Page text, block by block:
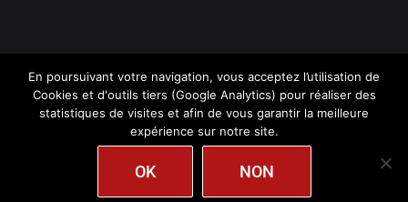
DM Automotive - Tous droits réservés.Mentions
Politique de Confidentialité|Création
En poursuivant votre navigation, vous acceptez l’utilisation de
Cookies et d'outils tiers (Google Analytics) pour réaliser des
statistiques de visites et afin de vous garantir la meilleure
expérience sur notre site.
OK NON